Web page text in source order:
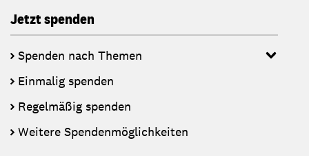
Jetzt spenden
Spenden nach Themen
Einmalig spenden
Regelmäßig spenden
Weitere Spendenmöglichkeiten